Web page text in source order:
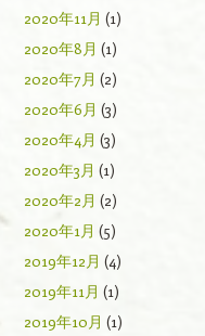
2020年11月 (1)
2020年8月 (1)
2020年7月 (2)
2020年6月 (3)
2020年4月 (3)
2020年3月 (1)
2020年2月 (2)
2020年1月 (5)
2019年12月 (4)
2019年11月 (1)
2019年10月 (1)